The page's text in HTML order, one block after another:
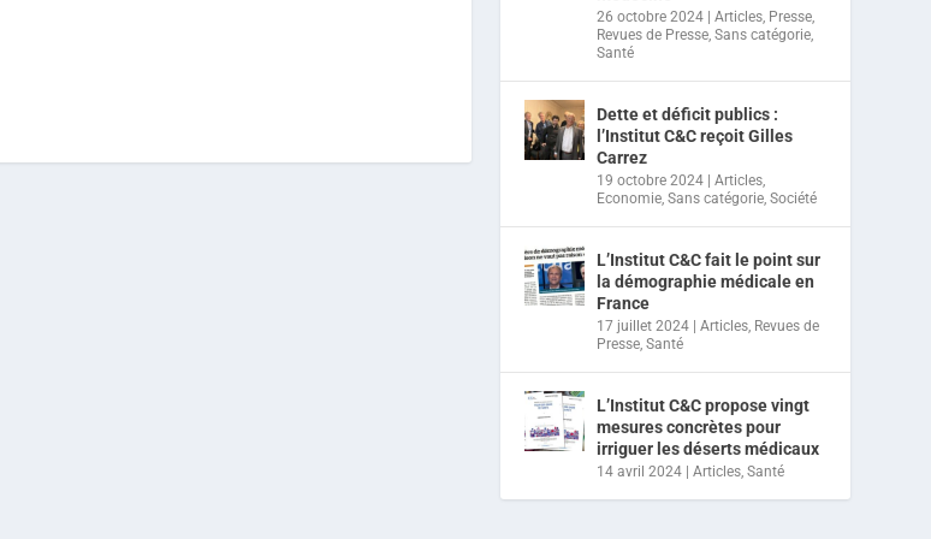
26 octobre 2024 |Articles, Presse,
Revues de Presse,Sans catégorie,
Santé
Dette et déficit publics :
l’Institut C&C reçoit Gilles
Carrez
19 octobre 2024 |Articles,
Economie,Sans catégorie,Société
L’Institut C&C fait le point sur
la démographie médicale en
France
17 juillet 2024 |Articles, Revues de
Presse,Santé
L’Institut C&C propose vingt
mesures concrètes pour
irriguer les déserts médicaux
14 avril 2024 |Articles,Santé